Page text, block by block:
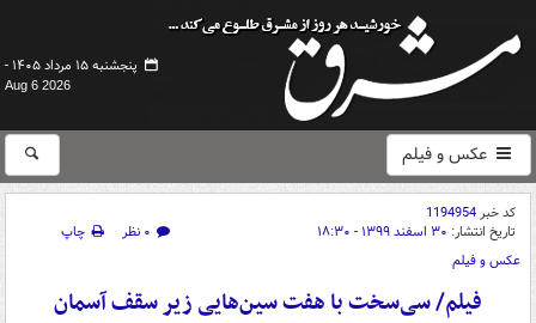
پنجشنبه ۱۵ مرداد ۱۴۰۵ -
Aug 6 2026
عکس و فیلم
کد خبر1194954
تاریخ انتشار: ۳۰ اسفند ۱۳۹۹ - ۱۸:۳۰ ۰ نظر
چاپ
عکس و فیلم
فیلم/ سی‌سخت با هفت سین‌هایی زیر سقف آسمان